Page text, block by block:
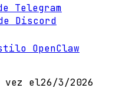
Telegram
Discord
OpenClaw
vez el26/3/2026